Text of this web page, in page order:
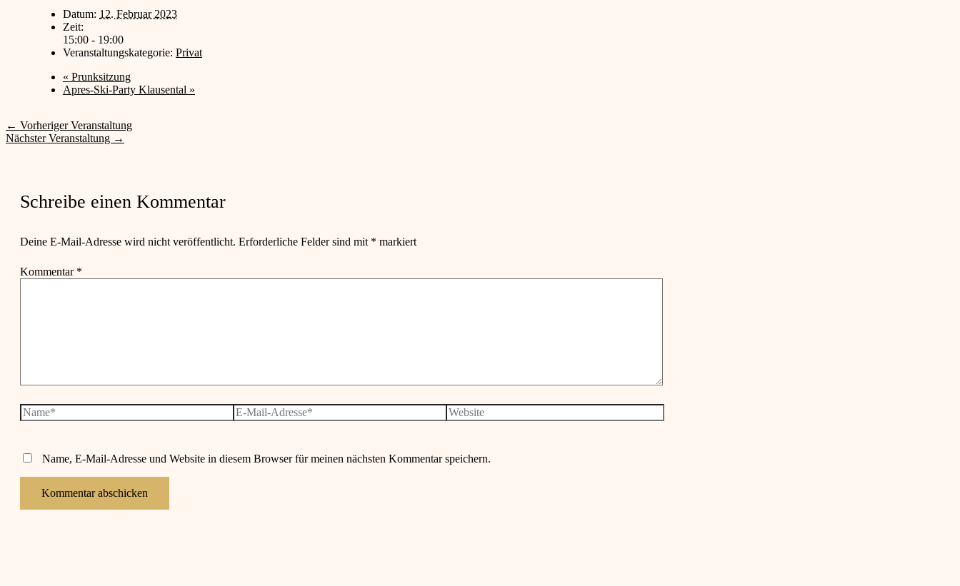
Datum: 12. Februar 2023
Zeit:
15:00 - 19:00
Veranstaltungskategorie: Privat
« Prunksitzung
Apres-Ski-Party Klausental »
← Vorheriger Veranstaltung
Nächster Veranstaltung →
Schreibe einen Kommentar
Deine E-Mail-Adresse wird nicht veröffentlicht. Erforderliche Felder sind mit * markiert
Kommentar *
Name*
E-
Mail-
Website
Name, E-Mail-Adresse und Website in diesem Browser für meinen nächsten Kommentar speichern.